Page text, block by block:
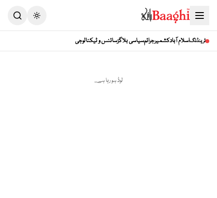
Toggle theme
ٹرینڈنگاسلام آبادکشمیرجرائمسیاسی بلاگزسائنس و ٹیکنالوجی
لوڈ ہو رہا ہے...